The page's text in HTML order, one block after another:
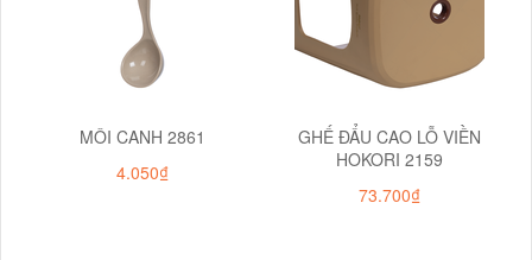
MÔI CANH 2861
4.050₫
GHẾ ĐẨU CAO LỖ VIỀN
HOKORI 2159
73.700₫